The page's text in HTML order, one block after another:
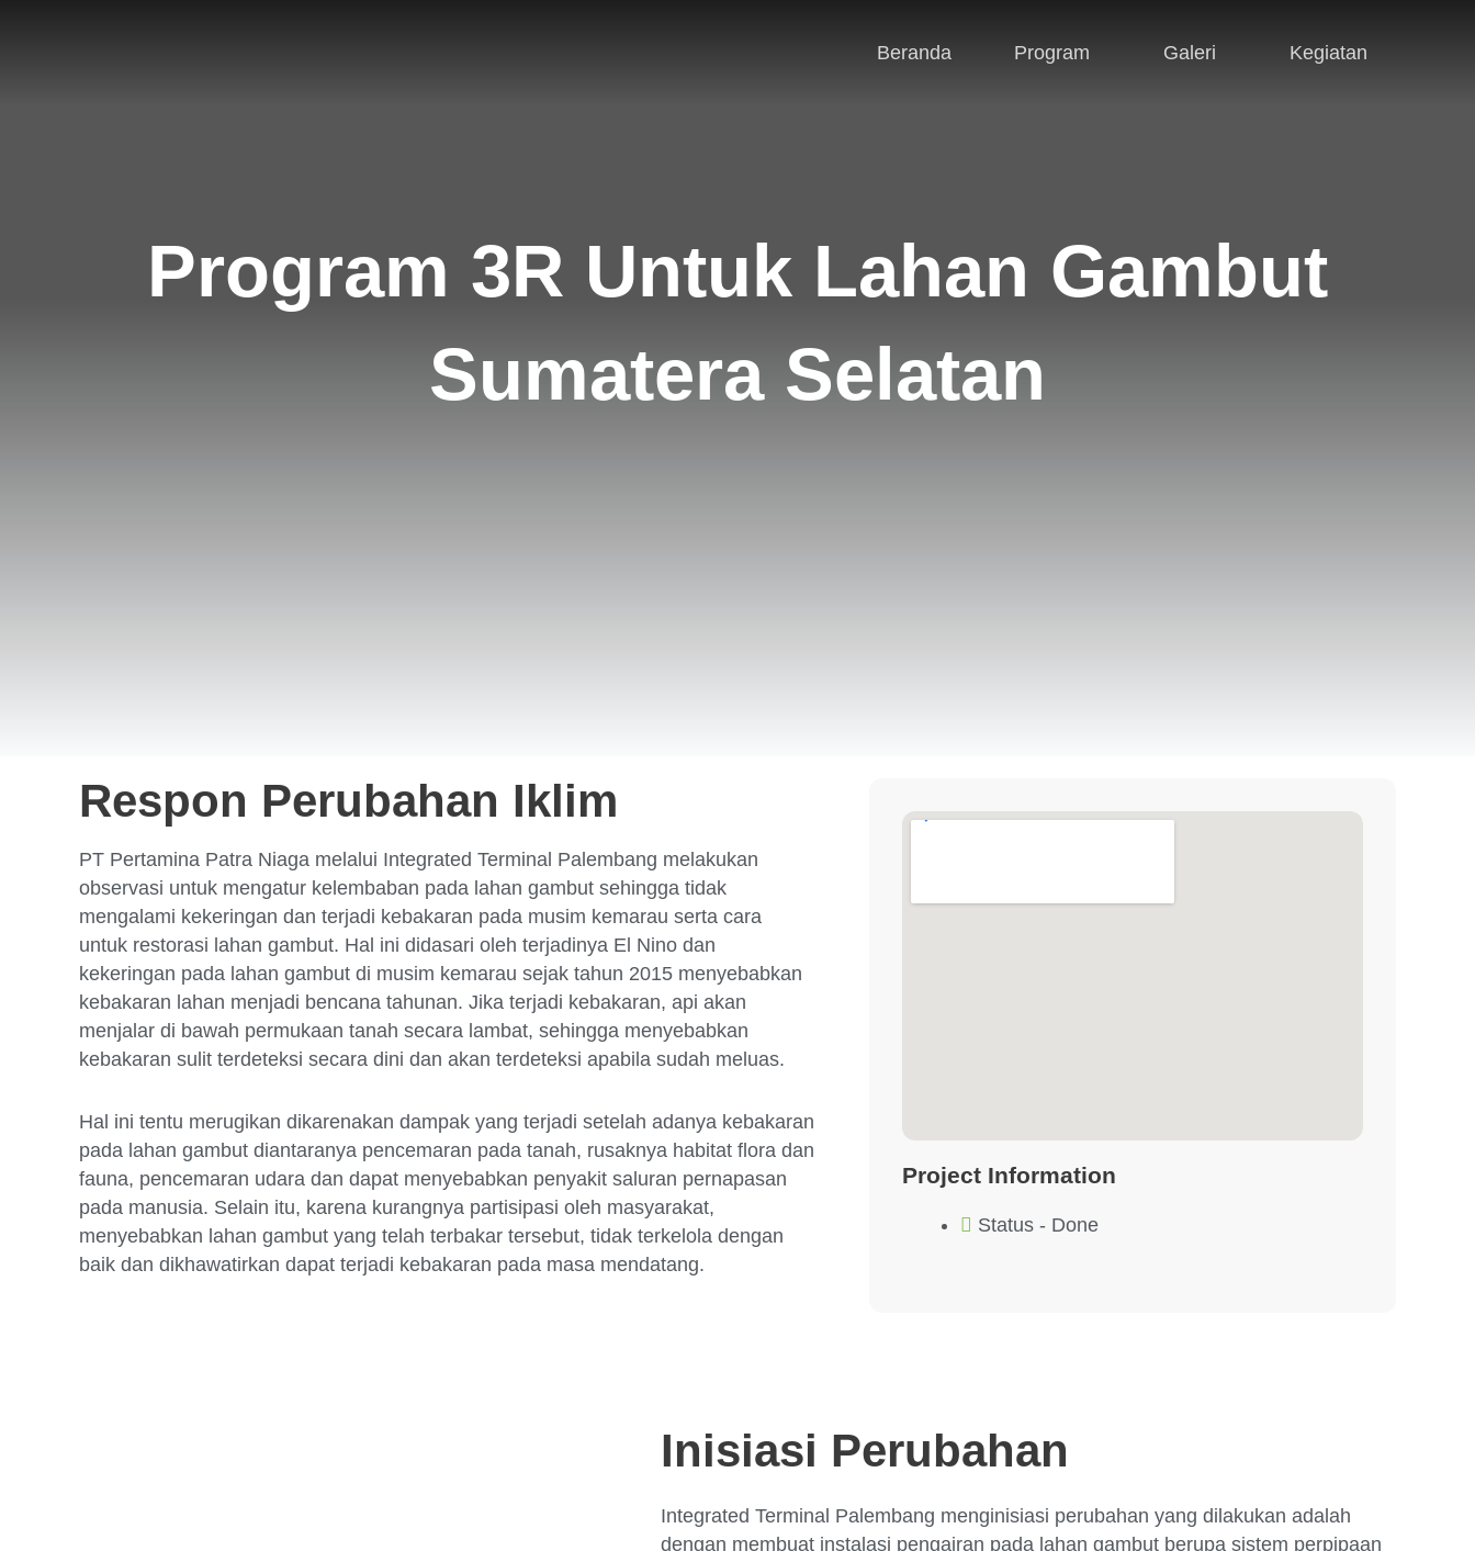
Beranda Program Galeri Kegiatan
Program 3R Untuk Lahan Gambut
Sumatera Selatan
Respon Perubahan Iklim
PT Pertamina Patra Niaga melalui Integrated Terminal Palembang melakukan
observasi untuk mengatur kelembaban pada lahan gambut sehingga tidak
mengalami kekeringan dan terjadi kebakaran pada musim kemarau serta cara
untuk restorasi lahan gambut. Hal ini didasari oleh terjadinya El Nino dan
kekeringan pada lahan gambut di musim kemarau sejak tahun 2015 menyebabkan
kebakaran lahan menjadi bencana tahunan. Jika terjadi kebakaran, api akan
menjalar di bawah permukaan tanah secara lambat, sehingga menyebabkan
kebakaran sulit terdeteksi secara dini dan akan terdeteksi apabila sudah meluas.
Hal ini tentu merugikan dikarenakan dampak yang terjadi setelah adanya kebakaran
pada lahan gambut diantaranya pencemaran pada tanah, rusaknya habitat flora dan
fauna, pencemaran udara dan dapat menyebabkan penyakit saluran pernapasan
pada manusia. Selain itu, karena kurangnya partisipasi oleh masyarakat,
menyebabkan lahan gambut yang telah terbakar tersebut, tidak terkelola dengan
baik dan dikhawatirkan dapat terjadi kebakaran pada masa mendatang.
Project Information
Status - Done
Inisiasi Perubahan
Integrated Terminal Palembang menginisiasi perubahan yang dilakukan adalah
dengan membuat instalasi pengairan pada lahan gambut berupa sistem perpipaan